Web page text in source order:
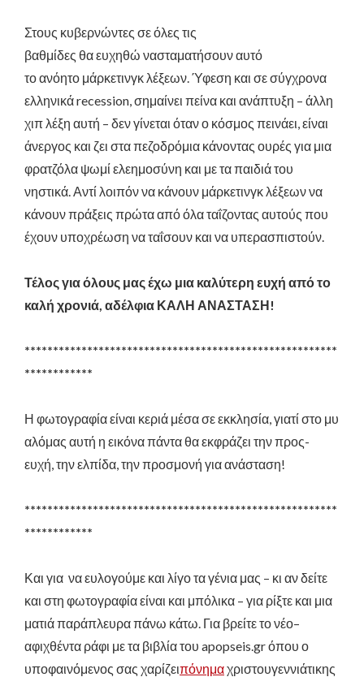
Στους κυβερνώντες σε όλες τις
βαθμίδες θαευχηθώ νασταματήσουναυτό
τοανόητο μάρκετινγκλέξεων.Ύφεση και σε σύγχρονα
ελληνικάrecession,σημαίνει πείνα και ανάπτυξη – άλλη
χιπ λέξη αυτή – δεν γίνεται όταν ο κόσμος πεινάει, είναι
άνεργος και ζει στα πεζοδρόμια κάνοντας ουρές για μια
φρατζόλα ψωμί ελεημοσύνη και με τα παιδιά του
νηστικά. Αντί λοιπόν να κάνουν μάρκετινγκ λέξεων να
κάνουν πράξεις πρώτα από όλα ταΐζοντας αυτούς που
έχουν υποχρέωση να ταΐσουν και να υπερασπιστούν.
Τέλος για όλους μας έχω μια καλύτερη ευχή από το
καλή χρονιά, αδέλφια ΚΑΛΗ ΑΝΑΣΤΑΣΗ!
*******************************************************
************
Η φωτογραφίαείναι κεριά μέσασεεκκλησία,γιατίστο μυ
αλόμας αυτή η εικόνα πάνταθαεκφράζει την προς-
ευχή,την ελπίδα, τηνπροσμονή γιαανάσταση!
*******************************************************
************
Και για να ευλογούμε και λίγο τα γένια μας – κι αν δείτε
και στη φωτογραφία είναι και μπόλικα – για ρίξτε και μια
ματιά παράπλευρα πάνω κάτω. Για βρείτε το νέο–
αφιχθέντα ράφι με τα βιβλία του apopseis.grόπου ο
υποφαινόμενος σας χαρίζειπόνημαχριστουγεννιάτικης